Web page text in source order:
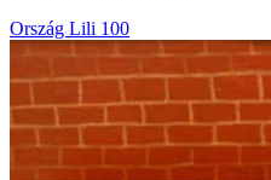
Ország Lili 100